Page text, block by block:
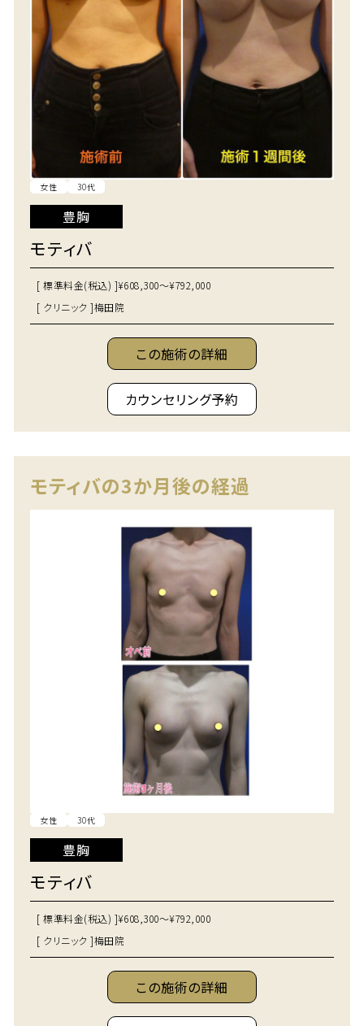
女性 30代
豊胸
モティバ
[ 標準料金(税込) ]¥608,300～¥792,000
[ クリニック ]梅田院
この施術の詳細
カウンセリング予約
モティバの3か月後の経過
女性 30代
豊胸
モティバ
[ 標準料金(税込) ]¥608,300～¥792,000
[ クリニック ]梅田院
この施術の詳細